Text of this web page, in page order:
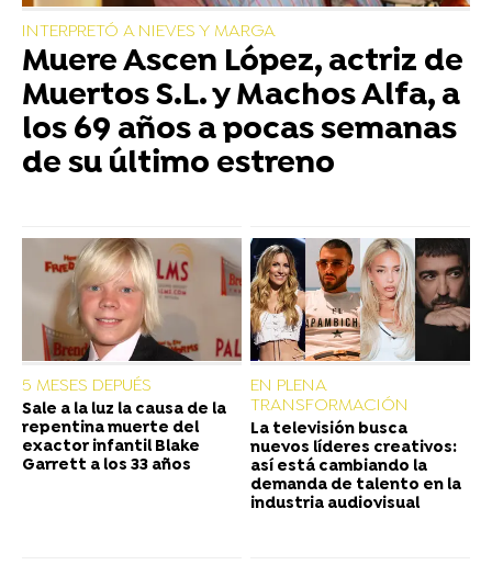
INTERPRETÓ A NIEVES Y MARGA
Muere Ascen López, actriz de
Muertos S.L. y Machos Alfa, a
los 69 años a pocas semanas
de su último estreno
5 MESES DEPUÉS
Sale a la luz la causa de la
repentina muerte del
exactor infantil Blake
Garrett a los 33 años
EN PLENA
TRANSFORMACIÓN
La televisión busca
nuevos líderes creativos:
así está cambiando la
demanda de talento en la
industria audiovisual